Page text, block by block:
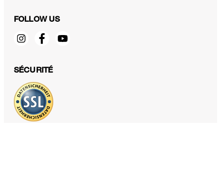
Chaussettes, en noir
FOLLOW US
SÉCURITÉ